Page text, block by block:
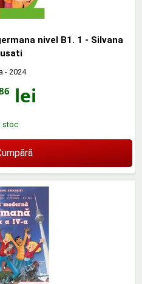
nivel B1. 1 - Silvana
- 2024
lei
stoc